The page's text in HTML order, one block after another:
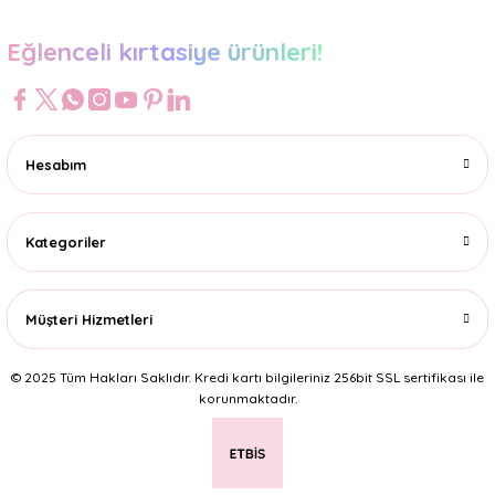
Eğlenceli kırtasiye ürünleri!
Hesabım
Kategoriler
Müşteri Hizmetleri
© 2025 Tüm Hakları Saklıdır. Kredi kartı bilgileriniz 256bit SSL sertifikası ile
korunmaktadır.